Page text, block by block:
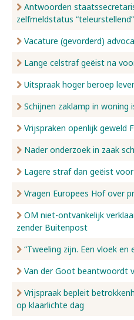
Antwoorden
zelfmeldstatus “teleurstellend”
Vacature (gevorderd)
Lange celstraf geëist na
Uitspraak hoger beroep
Schijnen zaklamp in woning
Vrijspraken openlijk geweld
Nader onderzoek in zaak
Lagere straf dan geëist
Vragen Europees Hof over
OM niet-ontvankelijk
zender Buitenpost
“Tweeling zijn. Een vloek en
Van der Goot beantwoordt
Vrijspraak bepleit
op klaarlichte dag